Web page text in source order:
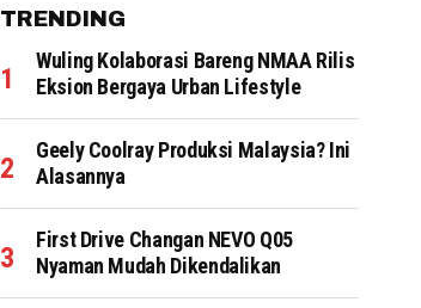
TRENDING
Wuling Kolaborasi Bareng NMAA Rilis
Eksion Bergaya Urban Lifestyle
Geely Coolray Produksi Malaysia? Ini
Alasannya
First Drive Changan NEVO Q05
Nyaman Mudah Dikendalikan